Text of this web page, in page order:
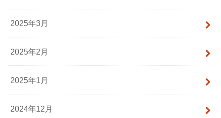
2025年3月
2025年2月
2025年1月
2024年12月